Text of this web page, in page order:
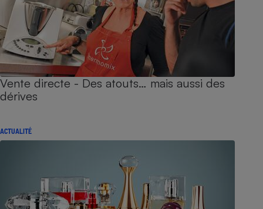
Vente directe - Des atouts… mais aussi des
dérives
ACTUALITÉ